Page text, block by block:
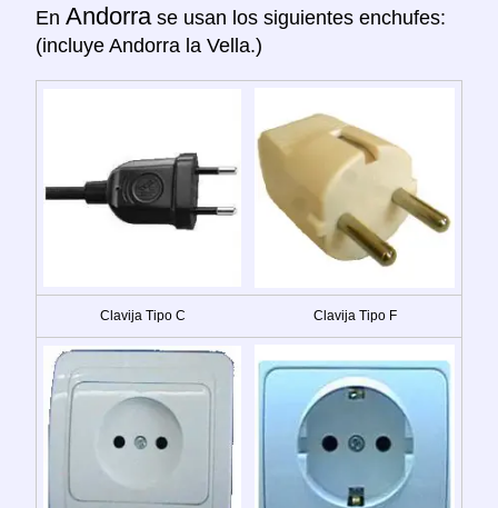
En Andorra se usan los siguientes enchufes:
(incluye Andorra la Vella.)
Clavija Tipo C Clavija Tipo F